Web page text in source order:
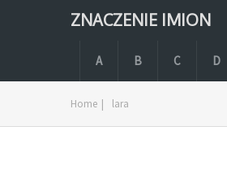
ZNACZENIE IMION
A B C D
Home | lara